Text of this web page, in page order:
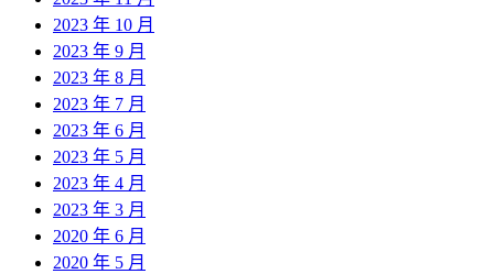
2023 年 10 月
2023 年 9 月
2023 年 8 月
2023 年 7 月
2023 年 6 月
2023 年 5 月
2023 年 4 月
2023 年 3 月
2020 年 6 月
2020 年 5 月